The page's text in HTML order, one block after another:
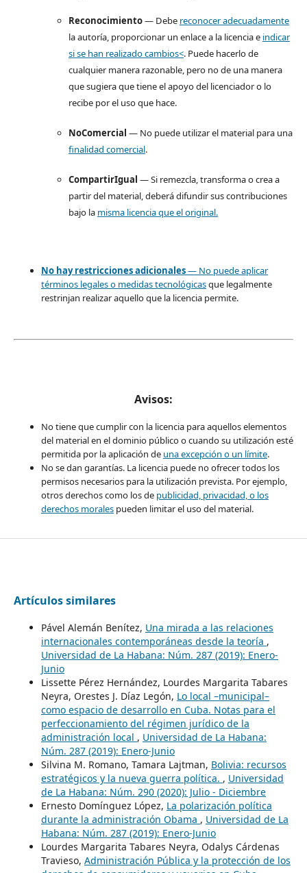
Reconocimiento— Debe reconocer adecuadamente
la autoría, proporcionar un enlace a la licencia e indicar
si se han realizado cambios<. Puede hacerlo de
cualquier manera razonable, pero no de una manera
que sugiera que tiene el apoyo del licenciador o lo
recibe por el uso que hace.
NoComercial — No puede utilizar el material para una
finalidad comercial.
CompartirIgual — Si remezcla, transforma o crea a
partir del material, deberá difundir sus contribuciones
bajo la misma licencia que el original.
No hay restricciones adicionales— No puede aplicar
términos legales o medidas tecnológicasque legalmente
restrinjan realizar aquello que la licencia permite.
Avisos:
No tiene que cumplir con la licencia para aquellos elementos
del material en el dominio público o cuando su utilización esté
permitida por la aplicación de una excepción o un límite.
No se dan garantías. La licencia puede no ofrecer todos los
permisos necesarios para la utilización prevista. Por ejemplo,
otros derechos como los de publicidad, privacidad, o los
derechos moralespueden limitar el uso del material.
Artículos similares
Pável Alemán Benítez, Una mirada a las relaciones
internacionales contemporáneas desde la teoría ,
Universidad de La Habana: Núm. 287 (2019): Enero-
Junio
Lissette Pérez Hernández, Lourdes Margarita Tabares
Neyra, Orestes J. Díaz Legón, Lo local –municipal–
como espacio de desarrollo en Cuba. Notas para el
perfeccionamiento del régimen jurídico de la
administración local , Universidad de La Habana:
Núm. 287 (2019): Enero-Junio
Silvina M. Romano, Tamara Lajtman, Bolivia: recursos
estratégicos y la nueva guerra política. , Universidad
de La Habana: Núm. 290 (2020): Julio - Diciembre
Ernesto Domínguez López, La polarización política
durante la administración Obama , Universidad de La
Habana: Núm. 287 (2019): Enero-Junio
Lourdes Margarita Tabares Neyra, Odalys Cárdenas
Travieso, Administración Pública y la protección de los